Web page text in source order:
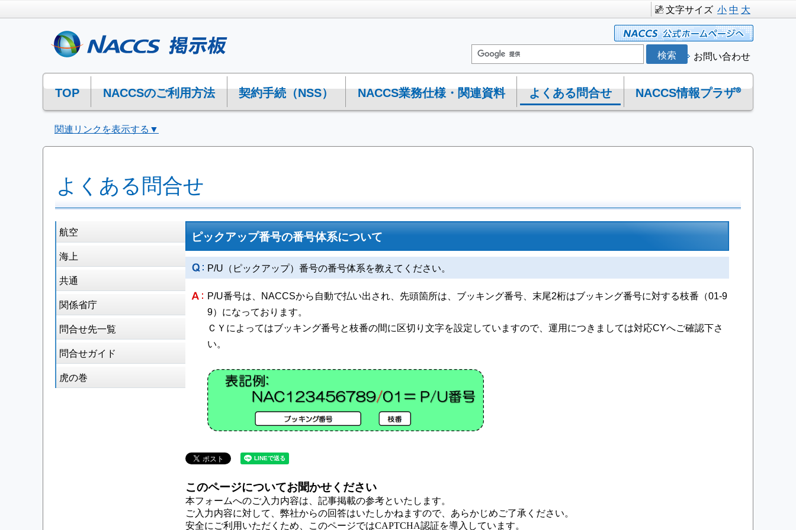
文字サイズ 小中 大
お問い合わせ
TOP NACCSのご利用方法 契約手続（NSS） NACCS業務仕様・関連資料 よくある問合せ NACCS情報プラザ®
関連リンクを表示する▼
よくある問合せ
航空
海上
共通
関係省庁
問合せ先一覧
問合せガイド
虎の巻
ピックアップ番号の番号体系について
P/U（ピックアップ）番号の番号体系を教えてください。
P/U番号は、NACCSから自動で払い出され、先頭箇所は、ブッキング番号、末尾2桁はブッキング番号に対する枝番（01-9
9）になっております。
ＣＹによってはブッキング番号と枝番の間に区切り文字を設定していますので、運用につきましては対応CYへご確認下さ
い。
このページについてお聞かせください